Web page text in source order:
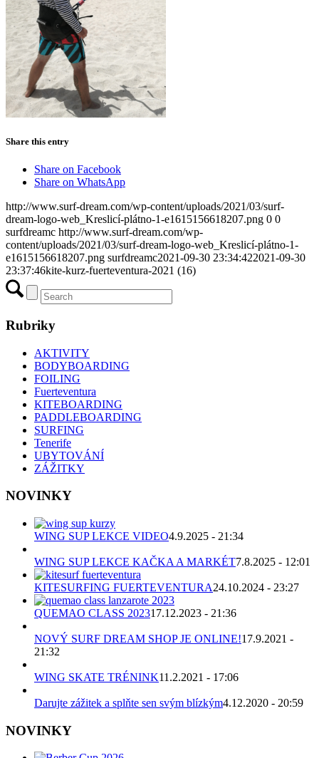
Share this entry
Share on Facebook
Share on WhatsApp
http://www.surf-dream.com/wp-content/uploads/2021/03/surf-
dream-logo-web_Kreslicí-plátno-1-e1615156618207.png 0 0
surfdreamc http://www.surf-dream.com/wp-
content/uploads/2021/03/surf-dream-logo-web_Kreslicí-plátno-1-
e1615156618207.png surfdreamc2021-09-30 23:34:422021-09-30
23:37:46kite-kurz-fuerteventura-2021 (16)
Rubriky
AKTIVITY
BODYBOARDING
FOILING
Fuerteventura
KITEBOARDING
PADDLEBOARDING
SURFING
Tenerife
UBYTOVÁNÍ
ZÁŽITKY
NOVINKY
WING SUP LEKCE VIDEO4.9.2025 - 21:34
WING SUP LEKCE KAČKA A MARKÉT7.8.2025 - 12:01
KITESURFING FUERTEVENTURA24.10.2024 - 23:27
QUEMAO CLASS 202317.12.2023 - 21:36
NOVÝ SURF DREAM SHOP JE ONLINE!17.9.2021 -
21:32
WING SKATE TRÉNINK11.2.2021 - 17:06
Darujte zážitek a splňte sen svým blízkým4.12.2020 - 20:59
NOVINKY